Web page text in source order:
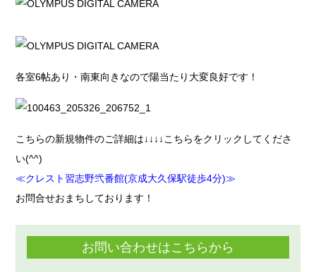
各室6帖あり・南東向きなので陽当たり大変良好です！
こちらの新規物件のご詳細は↓↓↓↓こちらをクリックしてくださ
い(^^)
≪クレスト習志野弐番館(京成大久保駅徒歩4分)≫
お問合せおまちしております！
お問い合わせはこちらから